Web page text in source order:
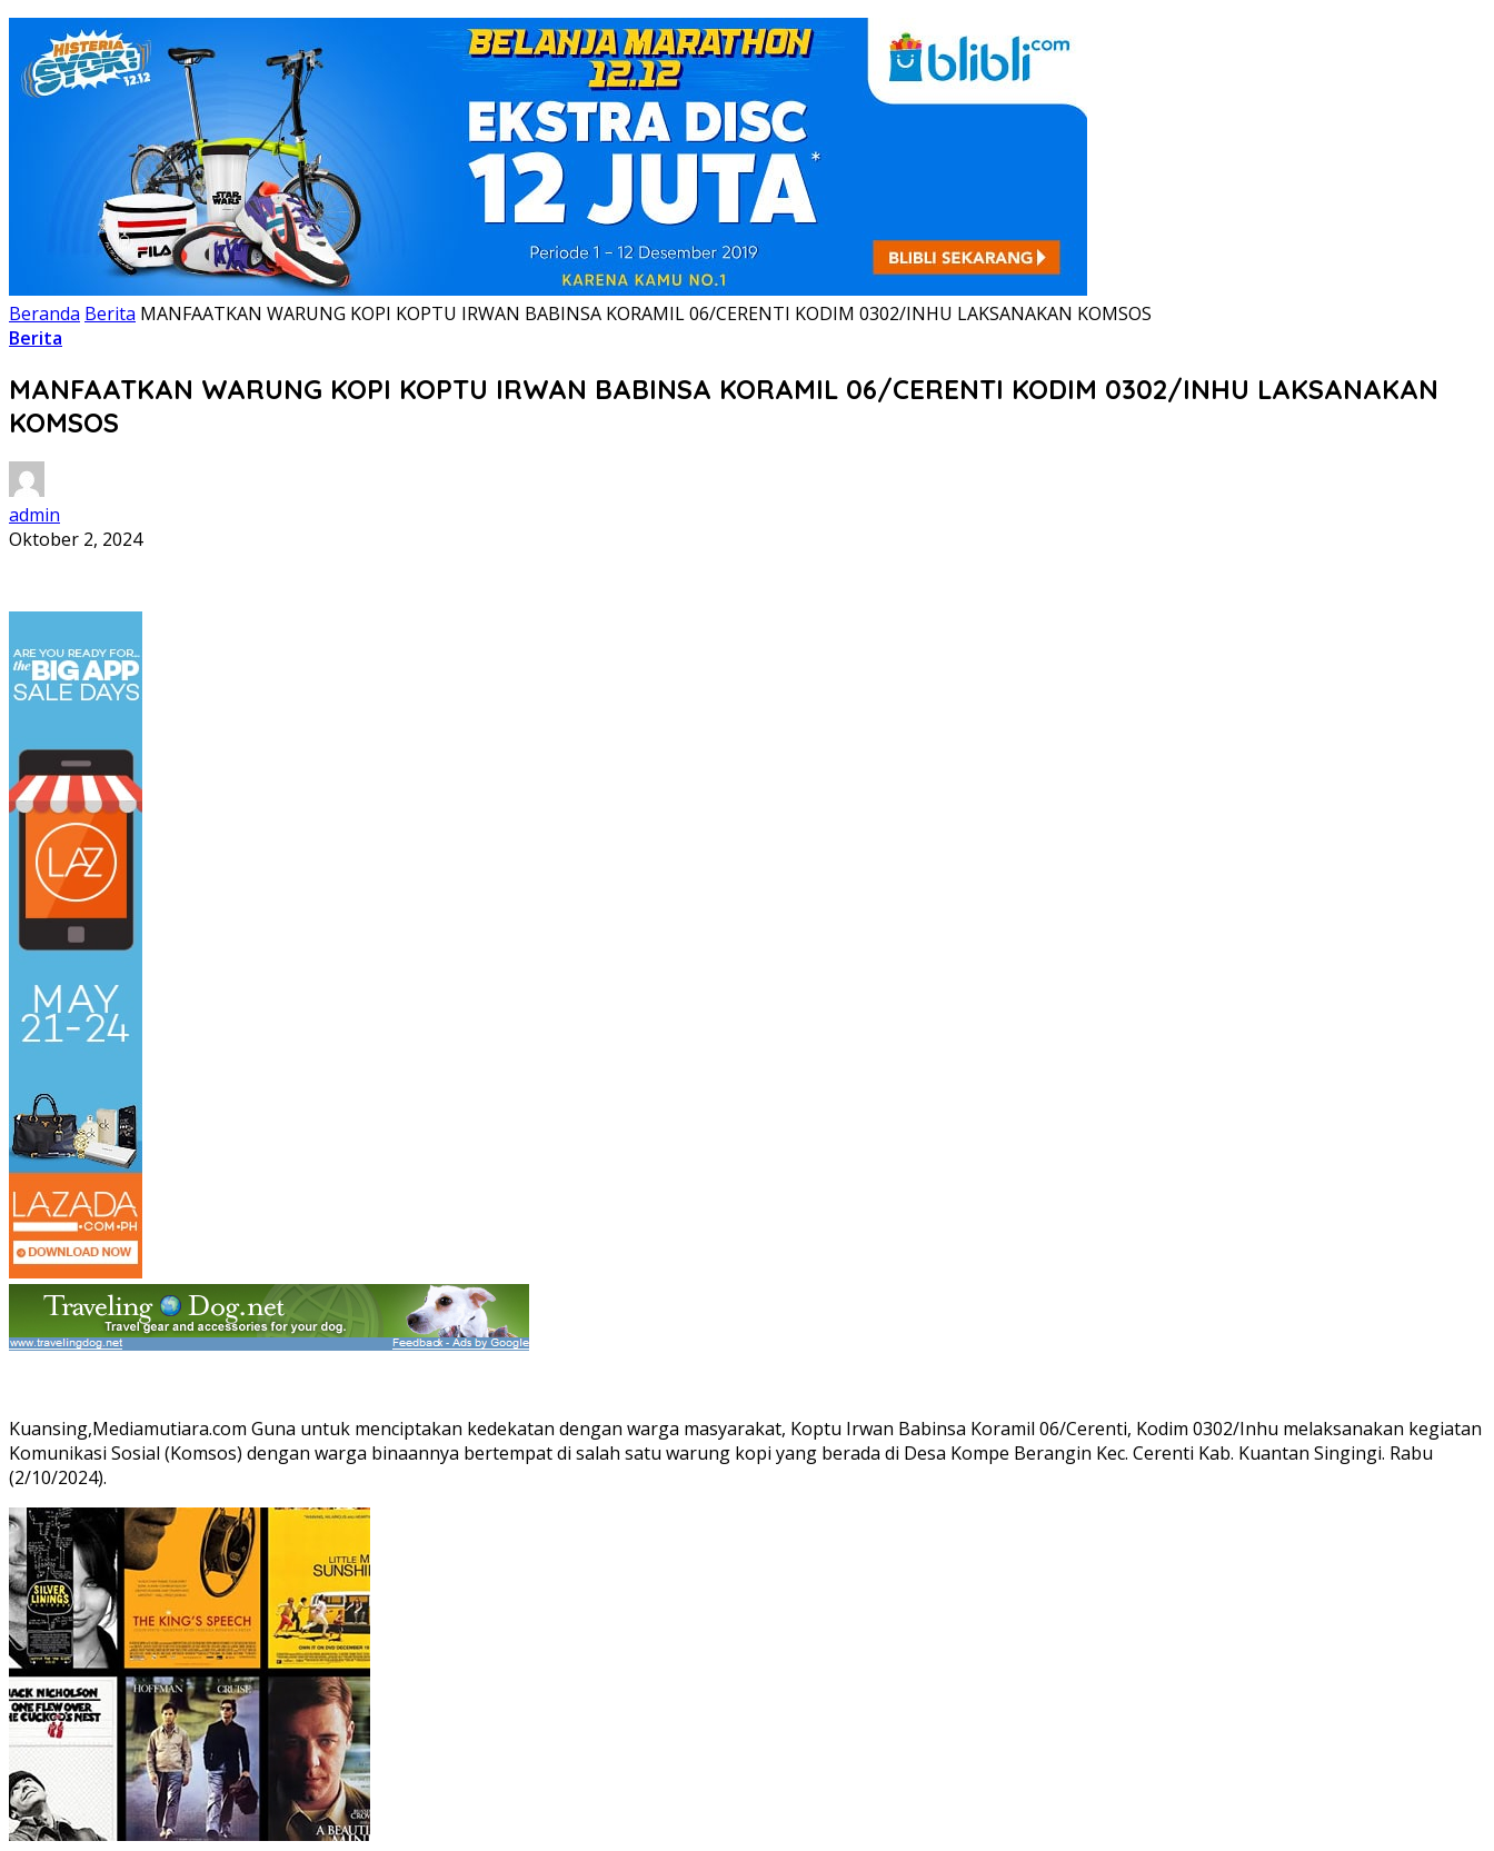
Beranda Berita MANFAATKAN WARUNG KOPI KOPTU IRWAN BABINSA KORAMIL 06/CERENTI KODIM 0302/INHU LAKSANAKAN KOMSOS
Berita
MANFAATKAN WARUNG KOPI KOPTU IRWAN BABINSA KORAMIL 06/CERENTI KODIM 0302/INHU LAKSANAKAN
KOMSOS
admin
Oktober 2, 2024
Kuansing,Mediamutiara.com Guna untuk menciptakan kedekatan dengan warga masyarakat, Koptu Irwan Babinsa Koramil 06/Cerenti, Kodim 0302/Inhu melaksanakan kegiatan
Komunikasi Sosial (Komsos) dengan warga binaannya bertempat di salah satu warung kopi yang berada di Desa Kompe Berangin Kec. Cerenti Kab. Kuantan Singingi. Rabu
(2/10/2024).